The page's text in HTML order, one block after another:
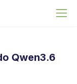
Qwen3.6